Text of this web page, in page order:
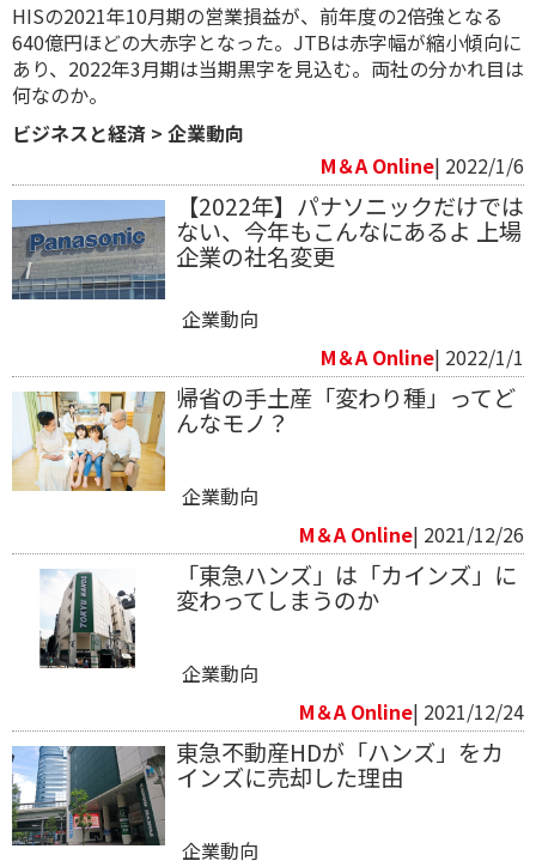
HISの2021年10月期の営業損益が、前年度の2倍強となる
640億円ほどの大赤字となった。JTBは赤字幅が縮小傾向に
あり、2022年3月期は当期黒字を見込む。両社の分かれ目は
何なのか。
ビジネスと経済 > 企業動向
M＆A Online| 2022/1/6
【2022年】パナソニックだけでは
ない、今年もこんなにあるよ 上場
企業の社名変更
企業動向
M＆A Online| 2022/1/1
帰省の手土産「変わり種」ってど
んなモノ？
企業動向
M＆A Online| 2021/12/26
「東急ハンズ」は「カインズ」に
変わってしまうのか
企業動向
M＆A Online| 2021/12/24
東急不動産HDが「ハンズ」をカ
インズに売却した理由
企業動向